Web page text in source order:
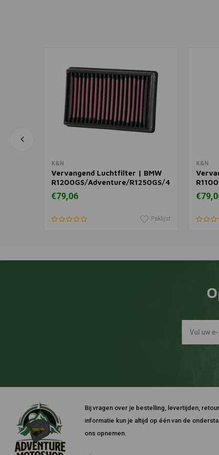
K&N
Vervangend Luchtfilter | BMW
R1200GS/Adventure/R1250GS/40
Years GS
Edition/Adventure/Adventure
€79,06
Paklijst
K&N
Bij vragen over je bestelling, levertijden,
informatie kun je altijd op één van de
ons opnemen.